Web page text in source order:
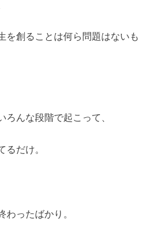
を創ることは何ら問題はないも
ろんな段階で起こって、
るだけ。
わったばかり。